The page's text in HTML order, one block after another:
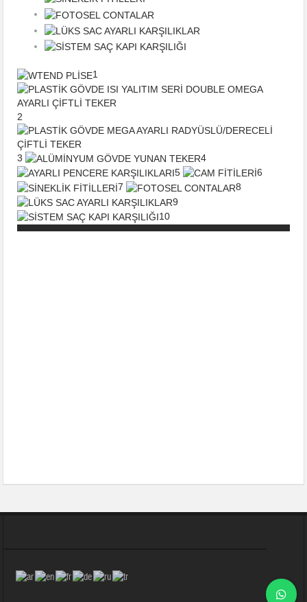
1
2
3
4
5
6
7
8
9
10